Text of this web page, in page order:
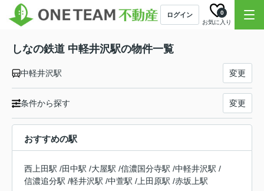
ログイン
お気に入り
0
しなの鉄道 中軽井沢駅の物件一覧
中軽井沢駅 変更
条件から探す 変更
おすすめの駅
西上田駅 /田中駅 /大屋駅 /信濃国分寺駅 /中軽井沢駅 /
信濃追分駅 /軽井沢駅 /中萱駅 / 上田原駅 /赤坂上駅